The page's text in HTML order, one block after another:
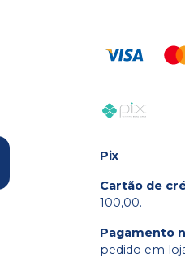
Pix
Cartão de
100,00.
Pagamento
pedido em